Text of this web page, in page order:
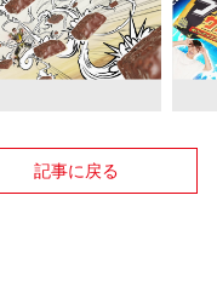
記事に戻る